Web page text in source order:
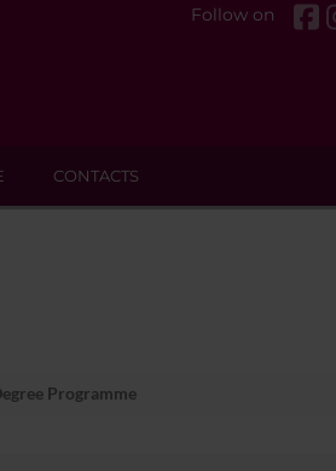
Follow on
CONTACTS
Programme